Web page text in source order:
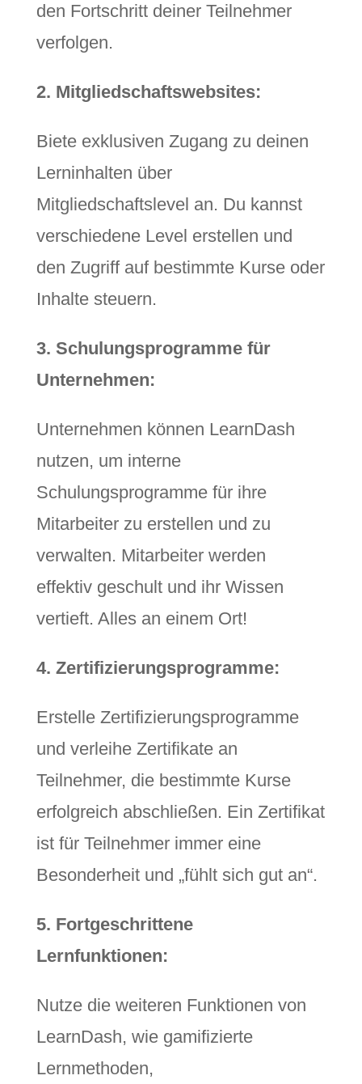
den Fortschritt deiner Teilnehmer
verfolgen.
2. Mitgliedschaftswebsites:
Biete exklusiven Zugang zu deinen
Lerninhalten über
Mitgliedschaftslevel an. Du kannst
verschiedene Level erstellen und
den Zugriff auf bestimmte Kurse oder
Inhalte steuern.
3. Schulungsprogramme für
Unternehmen:
Unternehmen können LearnDash
nutzen, um interne
Schulungsprogramme für ihre
Mitarbeiter zu erstellen und zu
verwalten. Mitarbeiter werden
effektiv geschult und ihr Wissen
vertieft. Alles an einem Ort!
4. Zertifizierungsprogramme:
Erstelle Zertifizierungsprogramme
und verleihe Zertifikate an
Teilnehmer, die bestimmte Kurse
erfolgreich abschließen. Ein Zertifikat
ist für Teilnehmer immer eine
Besonderheit und „fühlt sich gut an“.
5. Fortgeschrittene
Lernfunktionen:
Nutze die weiteren Funktionen von
LearnDash, wie gamifizierte
Lernmethoden,